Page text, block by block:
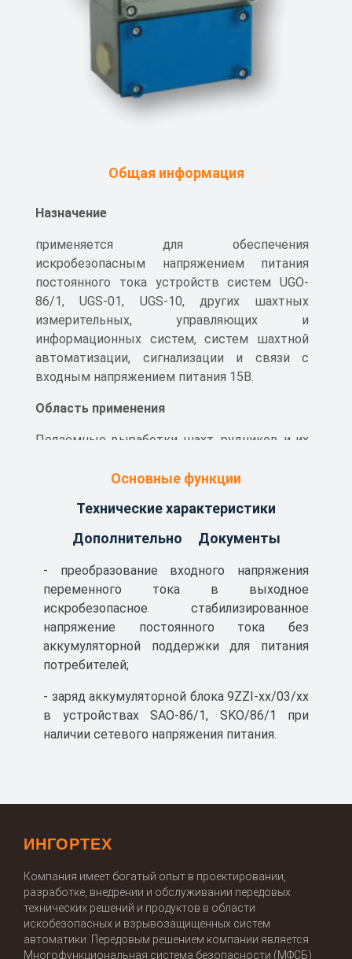
Общая информация
Назначение
применяется для обеспечения
искробезопасным напряжением питания
постоянного тока устройств систем UGO-
86/1, UGS-01, UGS-10, других шахтных
измерительных, управляющих и
информационных систем, систем шахтной
автоматизации, сигнализации и связи с
входным напряжением питания 15В.
Область применения
Подземные выработки шахт, рудников и их
газу и (или) пыли, согласно маркировке
Правил безопасности.
Основные функции
Технические характеристики
Дополнительно
Документы
- преобразование входного напряжения
переменного тока в выходное
искробезопасное стабилизированное
напряжение постоянного тока без
аккумуляторной поддержки для питания
потребителей;
- заряд аккумуляторной блока 9ZZI-xx/03/xx
в устройствах SAO-86/1, SKO/86/1 при
наличии сетевого напряжения питания.
UGS Сертификат ТР ТС
Скачать
ИНГОРТЕХ
Компания имеет богатый опыт в проектировании,
разработке, внедрении и обслуживании передовых
технических решений и продуктов в области
искобезопасных и взрывозащищенных систем
автоматики. Передовым решением компании является
Многофункциональная система безопасности (МФСБ)